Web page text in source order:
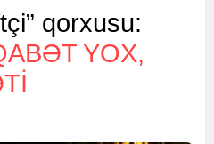
qorxusu:
YOX,